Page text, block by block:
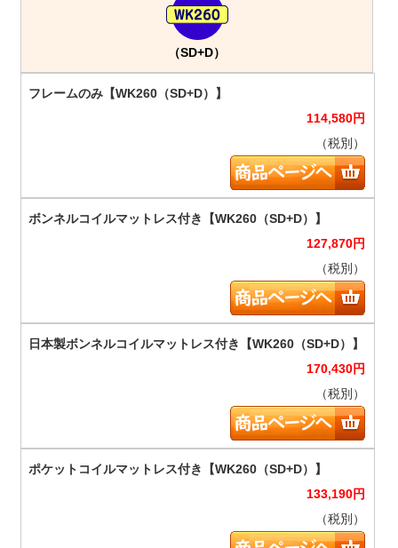
（SD+D）
114,580円
（税別）
127,870円
（税別）
170,430円
（税別）
133,190円
（税別）